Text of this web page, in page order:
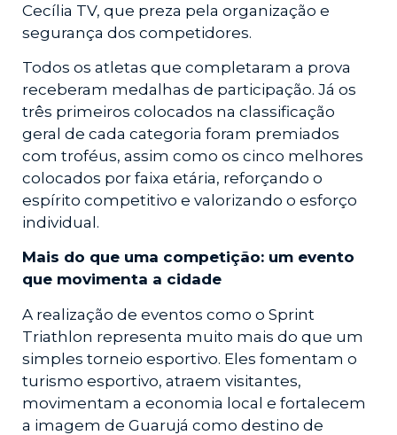
Cecília TV, que preza pela organização e
segurança dos competidores.
Todos os atletas que completaram a prova
receberam medalhas de participação. Já os
três primeiros colocados na classificação
geral de cada categoria foram premiados
com troféus, assim como os cinco melhores
colocados por faixa etária, reforçando o
espírito competitivo e valorizando o esforço
individual.
Mais do que uma competição: um evento
que movimenta a cidade
A realização de eventos como o Sprint
Triathlon representa muito mais do que um
simples torneio esportivo. Eles fomentam o
turismo esportivo, atraem visitantes,
movimentam a economia local e fortalecem
a imagem de Guarujá como destino de